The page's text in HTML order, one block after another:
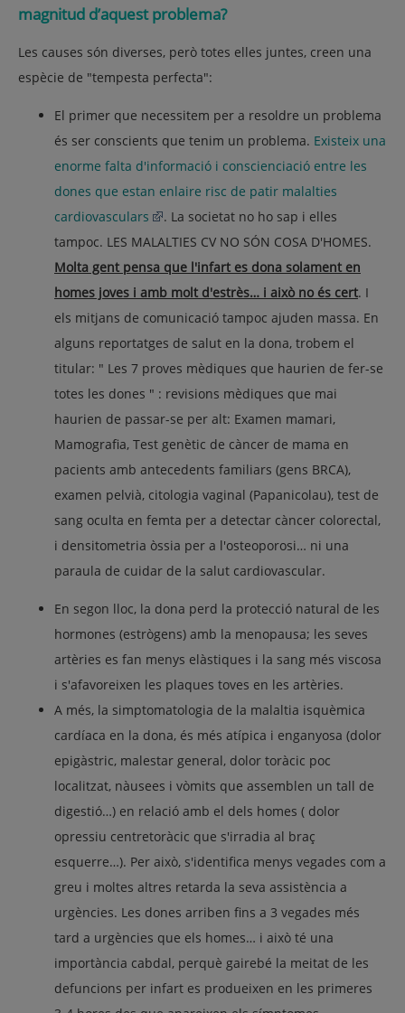
magnitud d’aquest problema?
Les causes són diverses, però totes elles juntes, creen una
espècie de "tempesta perfecta":
El primer que necessitem per a resoldre un problema
és ser conscients que tenim un problema. Existeix una
enorme falta d'informació i conscienciació entre les
dones que estan enlaire risc de patir malalties
cardiovasculars
. La societat no ho sap i elles
tampoc. LES MALALTIES CV NO SÓN COSA D'HOMES.
Molta gent pensa que l'infart es dona solament en
homes joves i amb molt d'estrès… i això no és cert. I
els mitjans de comunicació tampoc ajuden massa. En
alguns reportatges de salut en la dona, trobem el
titular: " Les 7 proves mèdiques que haurien de fer-se
totes les dones " : revisions mèdiques que mai
haurien de passar-se per alt: Examen mamari,
Mamografia, Test genètic de càncer de mama en
pacients amb antecedents familiars (gens BRCA),
examen pelvià, citologia vaginal (Papanicolau), test de
sang oculta en femta per a detectar càncer colorectal,
i densitometria òssia per a l'osteoporosi… ni una
paraula de cuidar de la salut cardiovascular.
En segon lloc, la dona perd la protecció natural de les
hormones (estrògens) amb la menopausa; les seves
artèries es fan menys elàstiques i la sang més viscosa
i s'afavoreixen les plaques toves en les artèries.
A més, la simptomatologia de la malaltia isquèmica
cardíaca en la dona, és més atípica i enganyosa (dolor
epigàstric, malestar general, dolor toràcic poc
localitzat, nàusees i vòmits que assemblen un tall de
digestió…) en relació amb el dels homes ( dolor
opressiu centretoràcic que s'irradia al braç
esquerre…). Per això, s'identifica menys vegades com a
greu i moltes altres retarda la seva assistència a
urgències. Les dones arriben fins a 3 vegades més
tard a urgències que els homes… i això té una
importància cabdal, perquè gairebé la meitat de les
defuncions per infart es produeixen en les primeres